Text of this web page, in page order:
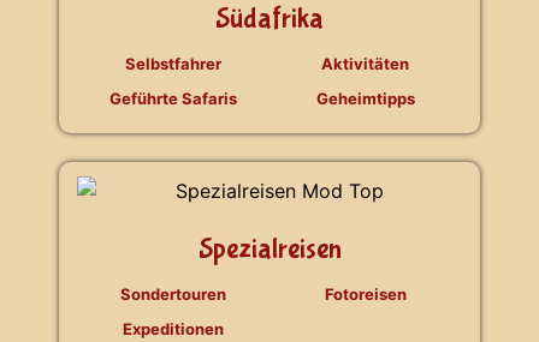
Südafrika
Selbstfahrer
Geführte Safaris
Aktivitäten
Geheimtipps
Spezialreisen
Sondertouren
Expeditionen
Fotoreisen